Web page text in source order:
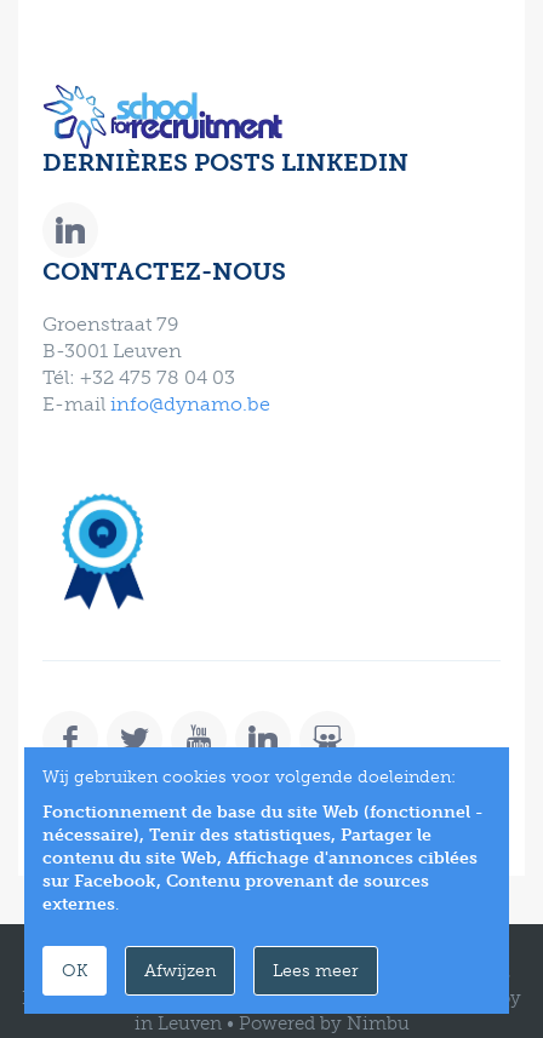
DERNIÈRES POSTS LINKEDIN
CONTACTEZ-NOUS
Groenstraat 79
B-3001 Leuven
Tél: +32 475 78 04 03
E-mail info@dynamo.be
2026 © Dynamo New Generation Training -
All Rights
Reserved.
Webdesign & website ontwikkeling door Zenjoy
in Leuven• Powered by Nimbu
Wij gebruiken cookies voor volgende doeleinden:
Fonctionnement de base du site Web (fonctionnel -
nécessaire), Tenir des statistiques, Partager le
contenu du site Web, Affichage d'annonces ciblées
sur Facebook, Contenu provenant de sources
externes.
OK Afwijzen Lees meer